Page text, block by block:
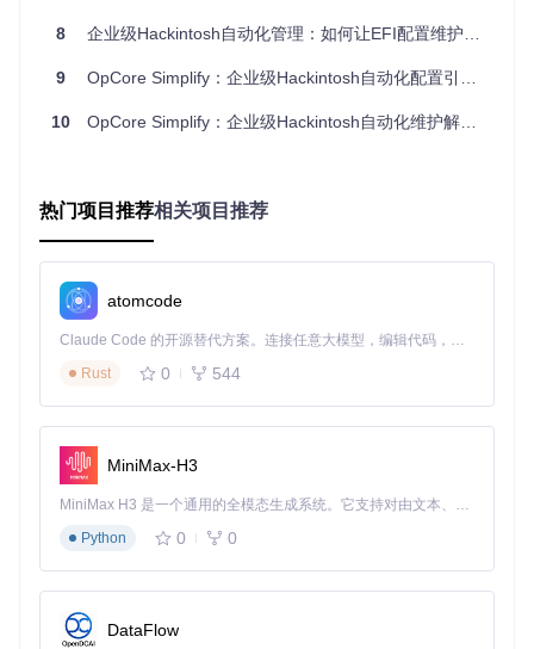
技术解析：模块化架构的创新设计
分层数据处理引擎：精准识别的技术基础
OpCore Simplify采用分层数据处理架构，确保硬件识别的准
确性和配置生成的可靠性：
（如pci_data.py、mac_model_data.py
配置生成层：acpi_guru.py
化和SMBIOS信息配置
这种分层设计使系统能够灵活应对不同硬件组合，为企业提供
定制化配置方案。
兼容性检测界面直观展示硬件组件的macOS支持状态，帮助
企业快速评估部署可行性
智能更新机制：保障系统长期稳定
工具实现了基于SHA校验的智能更新系统，通过
n.txt和updater.py模块确保配置文件的完整性和版本一致
性。这种机制支持增量更新和原子化操作，即使在网络不稳定
的企业环境中，也能保障配置更新的安全性，避免因更新失败
导致的系统故障。
8 企业级Hackintosh自动化管理：如何让EFI配置维护效率提升80%？
9 OpCore Simplify：企业级Hackintosh自动化配置引擎的全栈解析
10 OpCore Simplify：企业级Hackintosh自动化维护解决方案
热门项目推荐相关项目推荐
atomcode
Claude Code 的开源替代方案。连接任意大模型，编辑代码，运行命令，自动验证 — 全自动执行。用 Rust 构建，极致性能。 ｜ An open-source alternative to Claude Code. Connect any LLM, edit code, run commands, and verify changes — autonomously. Built in Rust for speed. Get Started
Rust
0 544
MiniMax-H3
MiniMax H3 是一个通用的全模态生成系统。它支持对由文本、图像、视频和音频组成的多模态上下文进行统一理解，并能生成分辨率高达 2K、时长可达 15 秒的带原生立体声音频的视频。得益于面向任务泛化的系统设计，H3 在预训练阶段就已具备广泛的多模态上下文理解与生成能力，能够出色地执行复杂的多模态指令。
Python
0 0
DataFlow